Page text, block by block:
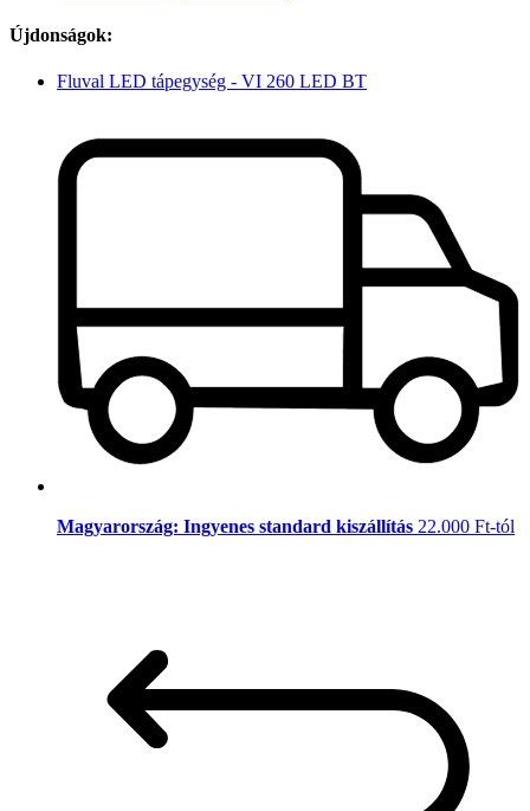
Újdonságok:
Fluval LED tápegység - VI 260 LED BT
Magyarország: Ingyenes standard kiszállítás 22.000 Ft-tól